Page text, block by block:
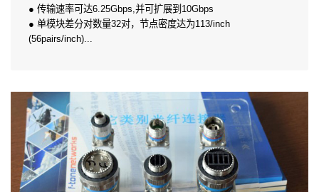
● 传输速率可达6.25Gbps,并可扩展到10Gbps
● 单模块差分对数量32对，节点密度达为113/inch
(56pairs/inch)...